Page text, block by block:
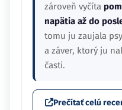
zároveň vyčíta
napätia až do
tomu ju zaujala
a záver, ktorý ju
časti.
Prečítať celú